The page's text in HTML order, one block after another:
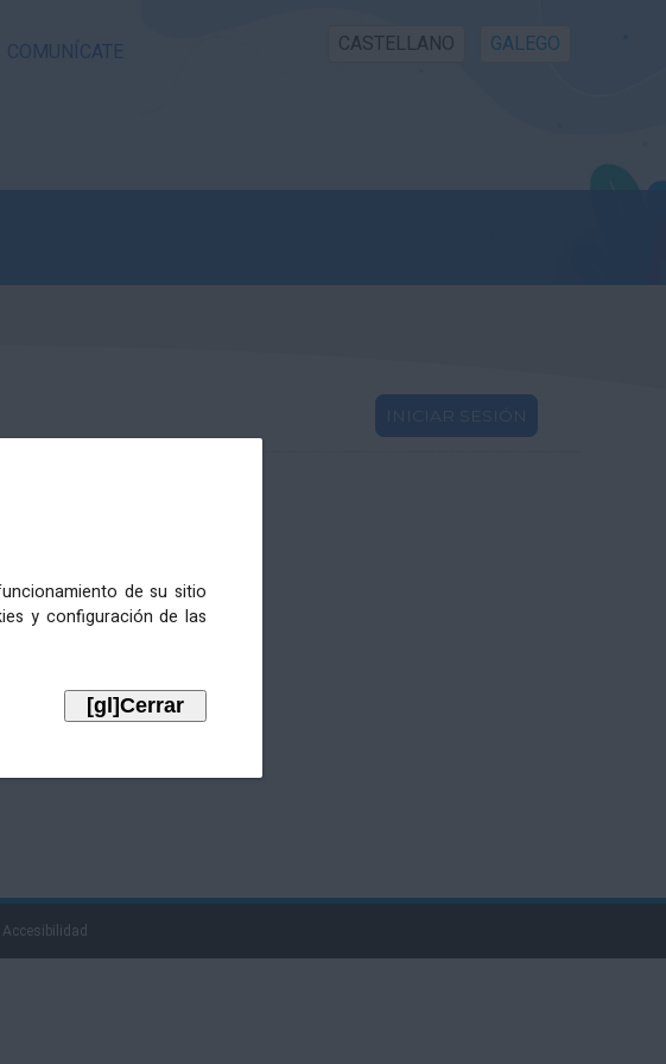
COMUNÍCATE CASTELLANO GALEGO
de su sitio
y configuración de las
INICIAR SESIÓN
Accesibilidad